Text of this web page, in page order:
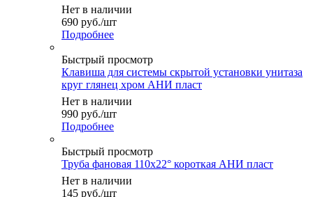
Нет в наличии
690 руб./шт
Подробнее
Быстрый просмотр
Клавиша для системы скрытой установки унитаза
круг глянец хром АНИ пласт
Нет в наличии
990 руб./шт
Подробнее
Быстрый просмотр
Труба фановая 110х22° короткая АНИ пласт
Нет в наличии
145 руб./шт